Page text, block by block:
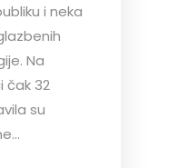
i neka
Na
čak 32
su